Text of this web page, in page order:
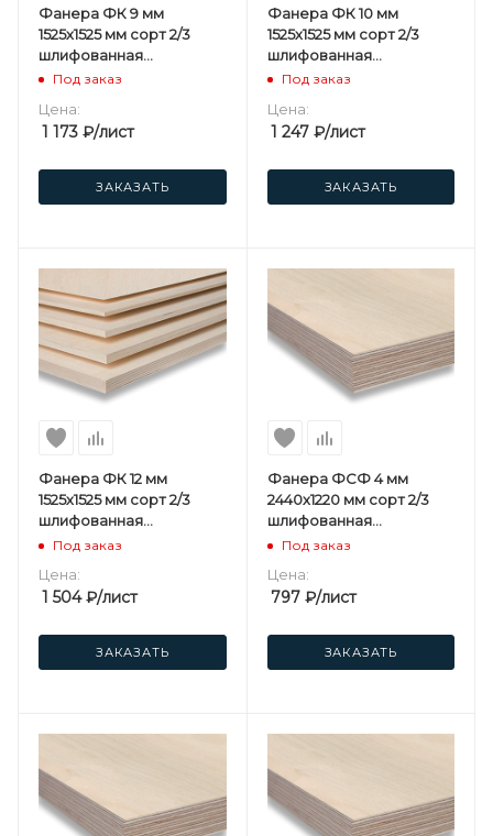
Фанера ФК 9 мм
1525х1525 мм сорт 2/3
шлифованная
березовая
Под заказ
Цена:
1 173 ₽/лист
ЗАКАЗАТЬ
Фанера ФК 10 мм
1525х1525 мм сорт 2/3
шлифованная
березовая
Под заказ
Цена:
1 247₽/лист
ЗАКАЗАТЬ
Фанера ФК 12 мм
1525х1525 мм сорт 2/3
шлифованная
березовая
Под заказ
Цена:
1 504₽/лист
ЗАКАЗАТЬ
Фанера ФСФ 4 мм
2440х1220 мм сорт 2/3
шлифованная
березовая
Под заказ
Цена:
797₽/лист
ЗАКАЗАТЬ